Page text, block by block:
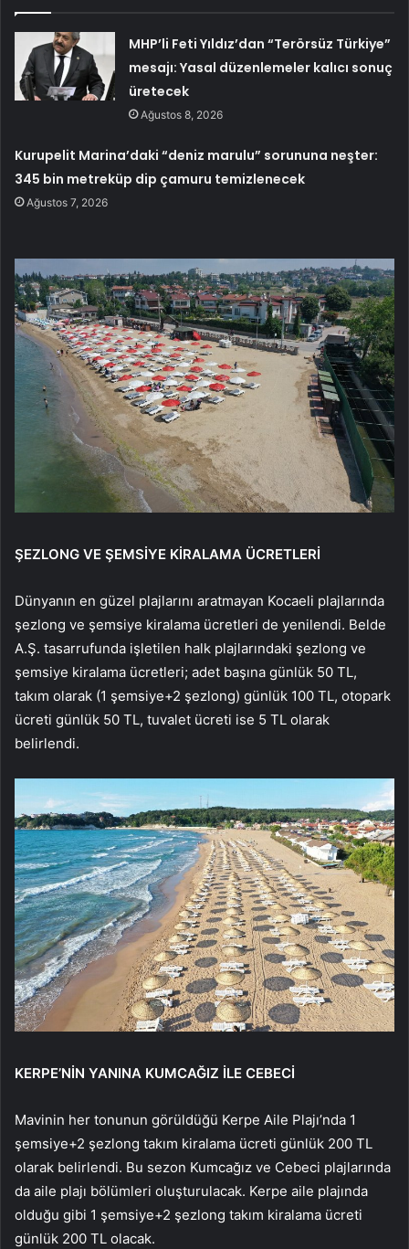
MHP’li Feti Yıldız’dan “Terörsüz Türkiye”
mesajı: Yasal düzenlemeler kalıcı sonuç
üretecek
Ağustos 8, 2026
Kurupelit Marina’daki “deniz marulu” sorununa neşter:
345 bin metreküp dip çamuru temizlenecek
Ağustos 7, 2026
ŞEZLONG VE ŞEMSİYE KİRALAMA ÜCRETLERİ
Dünyanın en güzel plajlarını aratmayan Kocaeli plajlarında
şezlong ve şemsiye kiralama ücretleri de yenilendi. Belde
A.Ş. tasarrufunda işletilen halk plajlarındaki şezlong ve
şemsiye kiralama ücretleri; adet başına günlük 50 TL,
takım olarak (1 şemsiye+2 şezlong) günlük 100 TL, otopark
ücreti günlük 50 TL, tuvalet ücreti ise 5 TL olarak
belirlendi.
KERPE’NİN YANINA KUMCAĞIZ İLE CEBECİ
Mavinin her tonunun görüldüğü Kerpe Aile Plajı’nda 1
şemsiye+2 şezlong takım kiralama ücreti günlük 200 TL
olarak belirlendi. Bu sezon Kumcağız ve Cebeci plajlarında
da aile plajı bölümleri oluşturulacak. Kerpe aile plajında
olduğu gibi 1 şemsiye+2 şezlong takım kiralama ücreti
günlük 200 TL olacak.